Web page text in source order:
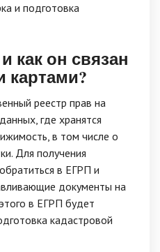
и подготовка
как он связан
картами?
реестр прав на
где хранятся
в том числе о
Для получения
в ЕГРП и
документы на
в ЕГРП будет
кадастровой